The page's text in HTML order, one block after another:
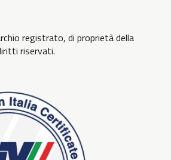
registrato, di proprietà della
riservati.